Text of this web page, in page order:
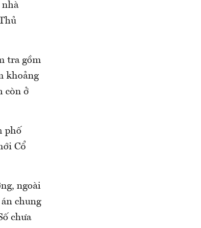
nhà
tra gồm
khoảng
còn ở
phố
Cổ
ngoài
chung
chưa